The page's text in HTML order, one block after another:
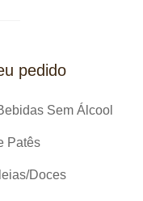
pedido
Sem Álcool
Patês
Doces